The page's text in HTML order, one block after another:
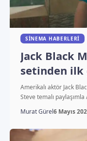
SINEMA HABERLERI
Jack Black
setinden ilk
Amerikalı aktör Jack
Steve temalı paylaşımla
Murat Gürel6 Mayıs